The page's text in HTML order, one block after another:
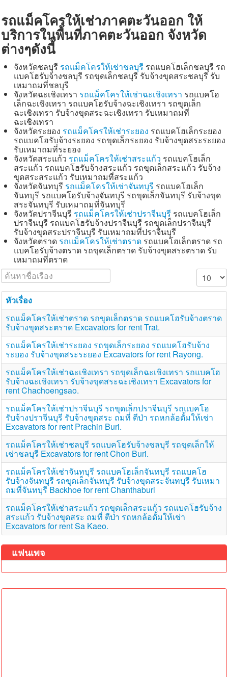
รถแม็คโครให้เช่าภาคตะวันออก ให้
บริการในพื้นที่ภาคตะวันออก จังหวัด
ต่างๆดังนี้
จังหวัดชลบุรี รถแม็คโครให้เช่าชลบุรี รถแบคโฮเล็กชลบุรี รถ
แบคโฮรับจ้างชลบุรี รถขุดเล็กชลบุรี รับจ้างขุดสระชลบุรี รับ
เหมาถมที่ชลบุรี
จังหวัดฉะเชิงเทรา รถแม็คโครให้เช่าฉะเชิงเทรา รถแบคโฮ
เล็กฉะเชิงเทรา รถแบคโฮรับจ้างฉะเชิงเทรา รถขุดเล็ก
ฉะเชิงเทรา รับจ้างขุดสระฉะเชิงเทรา รับเหมาถมที่
ฉะเชิงเทรา
จังหวัดระยอง รถแม็คโครให้เช่าระยอง รถแบคโฮเล็กระยอง
รถแบคโฮรับจ้างระยอง รถขุดเล็กระยอง รับจ้างขุดสระระยอง
รับเหมาถมที่ระยอง
จังหวัดสระแก้ว รถแม็คโครให้เช่าสระแก้ว รถแบคโฮเล็ก
สระแก้ว รถแบคโฮรับจ้างสระแก้ว รถขุดเล็กสระแก้ว รับจ้าง
ขุดสระสระแก้ว รับเหมาถมที่สระแก้ว
จังหวัดจันทบุรี รถแม็คโครให้เช่าจันทบุรี รถแบคโฮเล็ก
จันทบุรี รถแบคโฮรับจ้างจันทบุรี รถขุดเล็กจันทบุรี รับจ้างขุด
สระจันทบุรี รับเหมาถมที่จันทบุรี
จังหวัดปราจีนบุรี รถแม็คโครให้เช่าปราจีนบุรี รถแบคโฮเล็ก
ปราจีนบุรี รถแบคโฮรับจ้างปราจีนบุรี รถขุดเล็กปราจีนบุรี
รับจ้างขุดสระปราจีนบุรี รับเหมาถมที่ปราจีนบุรี
จังหวัดตราด รถแม็คโครให้เช่าตราด รถแบคโฮเล็กตราด รถ
แบคโฮรับจ้างตราด รถขุดเล็กตราด รับจ้างขุดสระตราด รับ
เหมาถมที่ตราด
ค้นหาชื่อเรือง
แสดง #
หัวเรื่อง
รถแม็คโครให้เช่าตราด รถขุดเล็กตราด รถแบคโฮรับจ้างตราด
รับจ้างขุดสระตราด Excavators for rent Trat.
รถแม็คโครให้เช่าระยอง รถขุดเล็กระยอง รถแบคโฮรับจ้าง
ระยอง รับจ้างขุดสระระยอง Excavators for rent Rayong.
รถแม็คโครให้เช่าฉะเชิงเทรา รถขุดเล็กฉะเชิงเทรา รถแบคโฮ
รับจ้างฉะเชิงเทรา รับจ้างขุดสระฉะเชิงเทรา Excavators for
rent Chachoengsao.
รถแม็คโครให้เช่าปราจีนบุรี รถขุดเล็กปราจีนบุรี รถแบคโฮ
รับจ้างปราจีนบุรี รับจ้างขุดสระ ถมที่ ตีป่า รถหกล้อดั้มให้เช่า
Excavators for rent Prachin Buri.
รถแม็คโครให้เช่าชลบุรี รถแบคโฮรับจ้างชลบุรี รถขุดเล็กให้
เช่าชลบุรี Excavators for rent Chon Buri.
รถแม็คโครให้เช่าจันทบุรี รถแบคโฮเล็กจันทบุรี รถแบคโฮ
รับจ้างจันทบุรี รถขุดเล็กจันทบุรี รับจ้างขุดสระจันทบุรี รับเหมา
ถมที่จันทบุรี Backhoe for rent Chanthaburi
รถแม็คโครให้เช่าสระแก้ว รถขุดเล็กสระแก้ว รถแบคโฮรับจ้าง
สระแก้ว รับจ้างขุดสระ ถมที่ ตีป่า รถหกล้อดั้มให้เช่า
Excavators for rent Sa Kaeo.
แฟนเพจ